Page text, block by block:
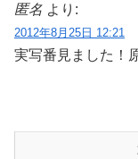
匿名 より:
2012年8月25日 12:21
実写番見ました！